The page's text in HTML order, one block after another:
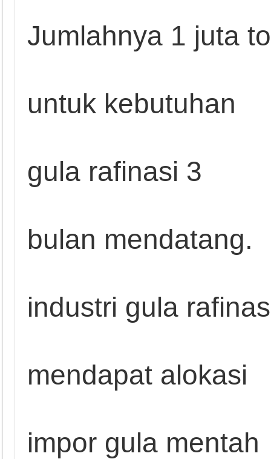
Jumlahnya 1 juta
untuk kebutuhan
gula rafinasi 3
bulan mendatang.
industri gula
mendapat alokasi
impor gula mentah